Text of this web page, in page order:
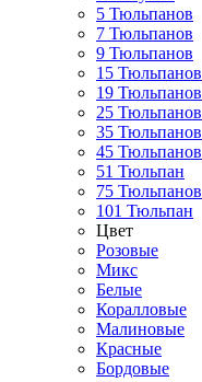
5 Тюльпанов
7 Тюльпанов
9 Тюльпанов
15 Тюльпанов
19 Тюльпанов
25 Тюльпанов
35 Тюльпанов
45 Тюльпанов
51 Тюльпан
75 Тюльпанов
101 Тюльпан
Цвет
Розовые
Микс
Белые
Коралловые
Малиновые
Красные
Бордовые